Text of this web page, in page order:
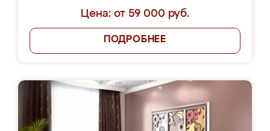
Цена: от 59 000 руб.
ПОДРОБНЕЕ